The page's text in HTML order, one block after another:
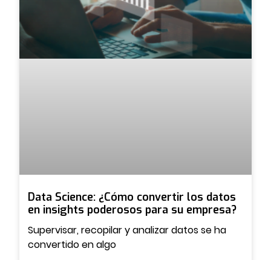
Data Science: ¿Cómo convertir los datos
en insights poderosos para su empresa?
Supervisar, recopilar y analizar datos se ha
convertido en algo